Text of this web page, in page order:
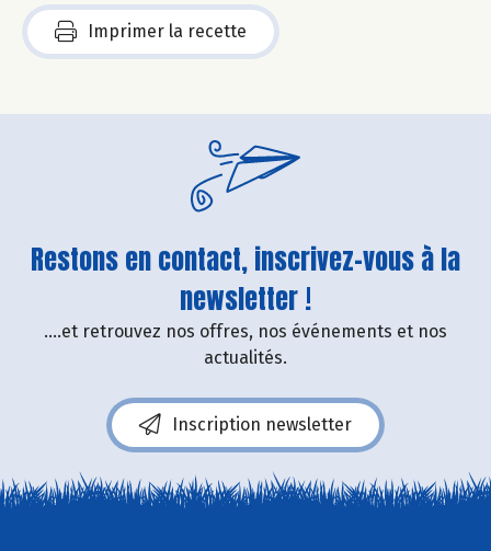
Imprimer la recette
Restons en contact, inscrivez-vous à la
newsletter !
....et retrouvez nos offres, nos événements et nos
actualités.
Inscription newsletter